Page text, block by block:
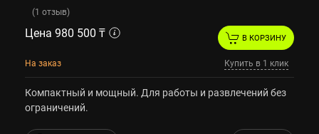
(1 отзыв)
Цена 980 500 ₸
На заказ
В КОРЗИНУ
Купить в 1 клик
Компактный и мощный. Для работы и развлечений без
ограничений.